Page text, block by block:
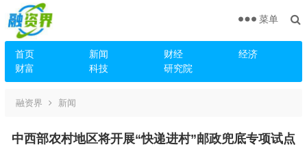
首页 新闻 财经
经济
财富
科技 研究院
菜单
融资界 新闻
中西部农村地区将开展“快递进村”邮政兜底专项试点